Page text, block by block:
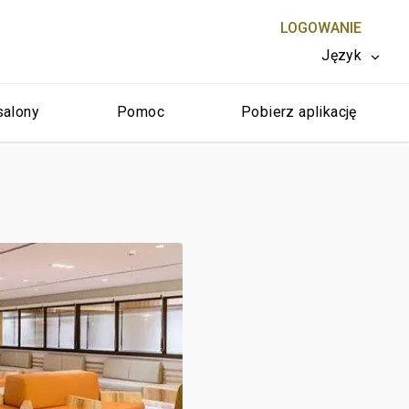
LOGOWANIE
Język
ZAMKNIJ X
Pomoc Pobierz aplikację